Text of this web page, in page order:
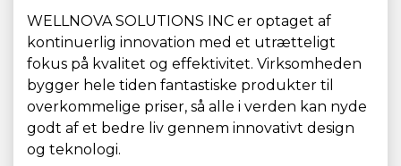
WELLNOVA SOLUTIONS INC er optaget af
kontinuerlig innovation med et utrætteligt
fokus på kvalitet og effektivitet. Virksomheden
bygger hele tiden fantastiske produkter til
overkommelige priser, så alle i verden kan nyde
godt af et bedre liv gennem innovativt design
og teknologi.